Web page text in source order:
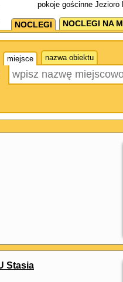
pokoje gościnne
NOCLEGI NOCLEGI NA
miejsce nazwa obiektu
Stasia